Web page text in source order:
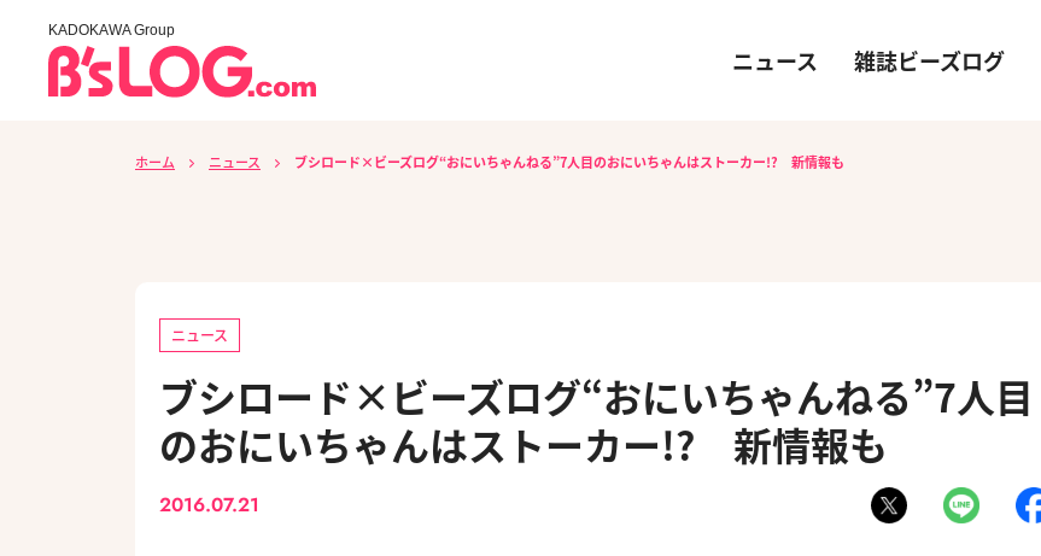
KADOKAWA Group
ニュース 雑誌ビーズログ
ホーム ニュース ブシロード×ビーズログ“おにいちゃんねる”7人目のおにいちゃんはストーカー!? 新情報も
ニュース
ブシロード×ビーズログ“おにいちゃんねる”7人目
のおにいちゃんはストーカー!? 新情報も
2016.07.21